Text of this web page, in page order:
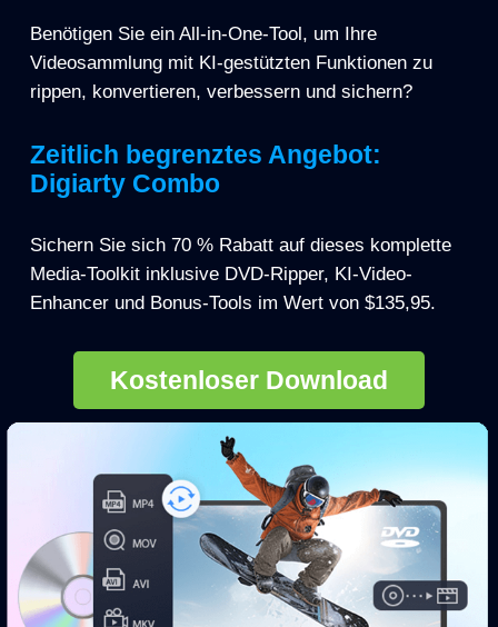
Benötigen Sie ein All-in-One-Tool, um Ihre
Videosammlung mit KI-gestützten Funktionen zu
rippen, konvertieren, verbessern und sichern?
Zeitlich begrenztes Angebot:
Digiarty Combo
Sichern Sie sich 70 % Rabatt auf dieses komplette
Media-Toolkit inklusive DVD-Ripper, KI-Video-
Enhancer und Bonus-Tools im Wert von $135,95.
Kostenloser Download